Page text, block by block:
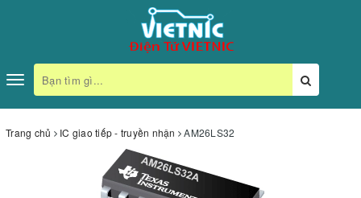
Toggle
navigation
Trang chủ IC giao tiếp - truyền nhận AM26LS32